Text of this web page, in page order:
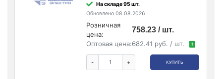
На складе 95 шт.
Обновлено 08.08.2026
Розничная
цена:
758.23 / шт.
Оптовая цена:682.41 руб. / шт. !
- + КУПИТЬ